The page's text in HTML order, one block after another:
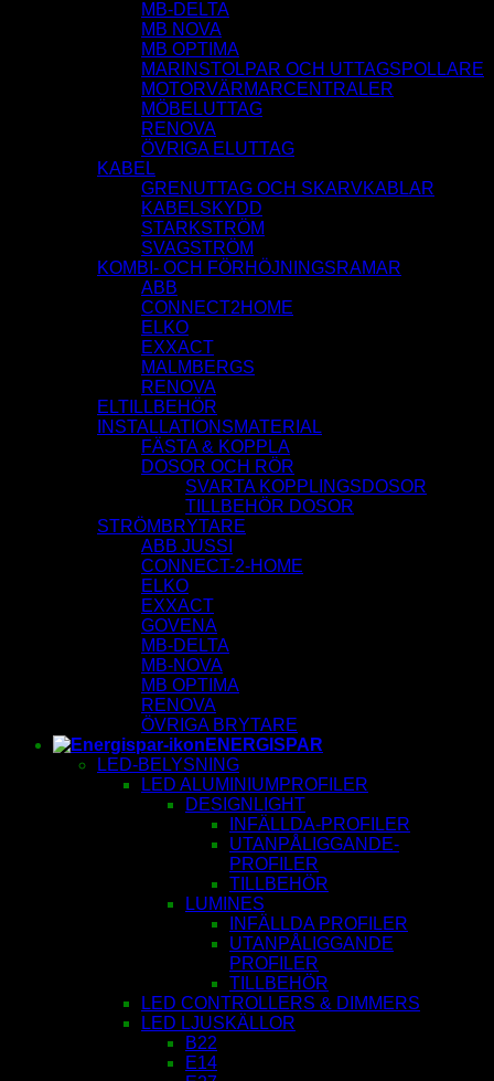
MB-DELTA
MB NOVA
MB OPTIMA
MARINSTOLPAR OCH UTTAGSPOLLARE
MOTORVÄRMARCENTRALER
MÖBELUTTAG
RENOVA
ÖVRIGA ELUTTAG
KABEL
GRENUTTAG OCH SKARVKABLAR
KABELSKYDD
STARKSTRÖM
SVAGSTRÖM
KOMBI- OCH FÖRHÖJNINGSRAMAR
ABB
CONNECT2HOME
ELKO
EXXACT
MALMBERGS
RENOVA
ELTILLBEHÖR
INSTALLATIONSMATERIAL
FÄSTA & KOPPLA
DOSOR OCH RÖR
SVARTA KOPPLINGSDOSOR
TILLBEHÖR DOSOR
STRÖMBRYTARE
ABB JUSSI
CONNECT-2-HOME
ELKO
EXXACT
GOVENA
MB-DELTA
MB-NOVA
MB OPTIMA
RENOVA
ÖVRIGA BRYTARE
ENERGISPAR
LED-BELYSNING
LED ALUMINIUMPROFILER
DESIGNLIGHT
INFÄLLDA-PROFILER
UTANPÅLIGGANDE-
PROFILER
TILLBEHÖR
LUMINES
INFÄLLDA PROFILER
UTANPÅLIGGANDE
PROFILER
TILLBEHÖR
LED CONTROLLERS & DIMMERS
LED LJUSKÄLLOR
B22
E14